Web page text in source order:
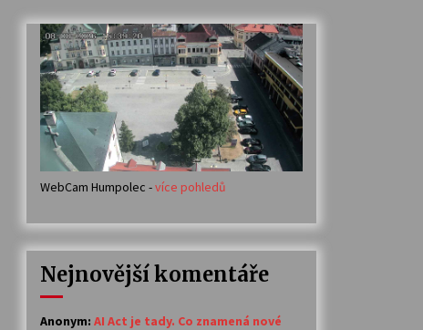
Veselí muzikanti
30. 7. 2026
Votavžatský ploty
23. 7. 2026
14. 7. 2026
30. 6. 2026
WebCam Humpolec -více pohledů
Nejnovější komentáře
Anonym: AI Act je tady. Co znamená nové